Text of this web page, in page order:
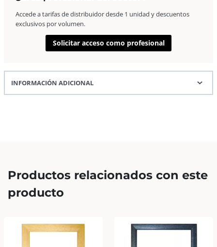
40×50
Rosa
Accede a tarifas de distribuidor desde 1 unidad y descuentos
exclusivos por volumen.
Solicitar acceso como profesional
INFORMACIÓN ADICIONAL
Productos relacionados con este
producto